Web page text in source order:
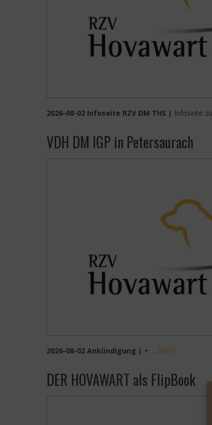
2026-08-02 Infoseite RZV DM THS | Infoseite
VDH DM IGP in Petersaurach
2026-08-02 Ankündigung | + … Mehr
DER HOVAWART als FlipBook